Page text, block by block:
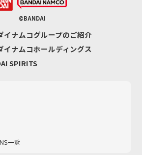
©BANDAI
イナムコグループのご紹介
イナムコホールディングス
SPIRITS
一覧